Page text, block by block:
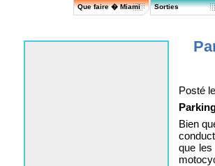
Que faire � Miami Sorties
Posté
Bien
que